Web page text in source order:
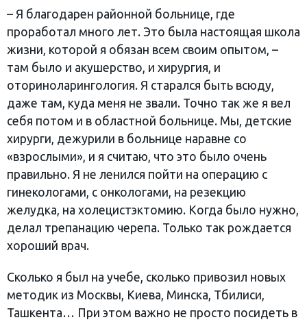
– Я благодарен районной больнице, где
проработал много лет. Это была настоящая школа
жизни, которой я обязан всем своим опытом, –
там было и акушерство, и хирургия, и
оториноларингология. Я старался быть всюду,
даже там, куда меня не звали. Точно так же я вел
себя потом и в областной больнице. Мы, детские
хирурги, дежурили в больнице наравне со
«взрослыми», и я считаю, что это было очень
правильно. Я не ленился пойти на операцию с
гинекологами, с онкологами, на резекцию
желудка, на холецистэктомию. Когда было нужно,
делал трепанацию черепа. Только так рождается
хороший врач.
Сколько я был на учебе, сколько привозил новых
методик из Москвы, Киева, Минска, Тбилиси,
Ташкента… При этом важно не просто посидеть в